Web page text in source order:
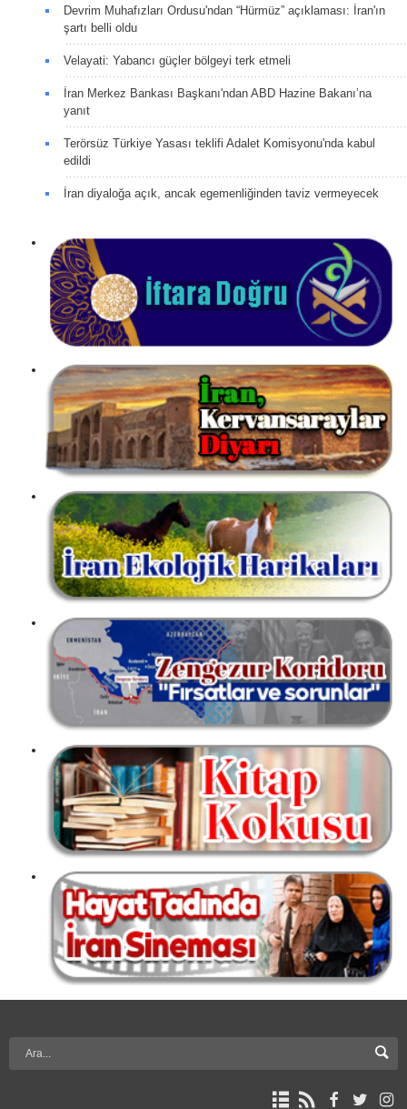
Devrim Muhafızları Ordusu'ndan “Hürmüz” açıklaması: İran'ın
şartı belli oldu
Velayati: Yabancı güçler bölgeyi terk etmeli
İran Merkez Bankası Başkanı'ndan ABD Hazine Bakanı’na
yanıt
Terörsüz Türkiye Yasası teklifi Adalet Komisyonu'nda kabul
edildi
İran diyaloğa açık, ancak egemenliğinden taviz vermeyecek